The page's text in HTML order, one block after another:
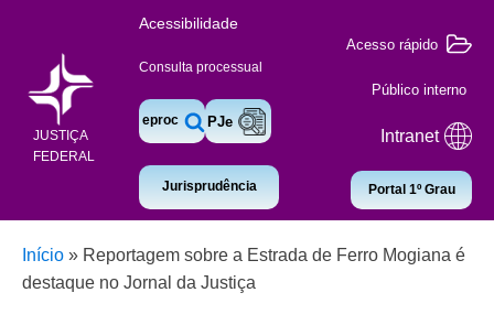
JUSTIÇA
FEDERAL
Acessibilidade
Consulta processual
eproc PJe
Jurisprudência
Acesso rápido
Público interno
Intranet
Portal 1º Grau
Início » Reportagem sobre a Estrada de Ferro Mogiana é
destaque no Jornal da Justiça